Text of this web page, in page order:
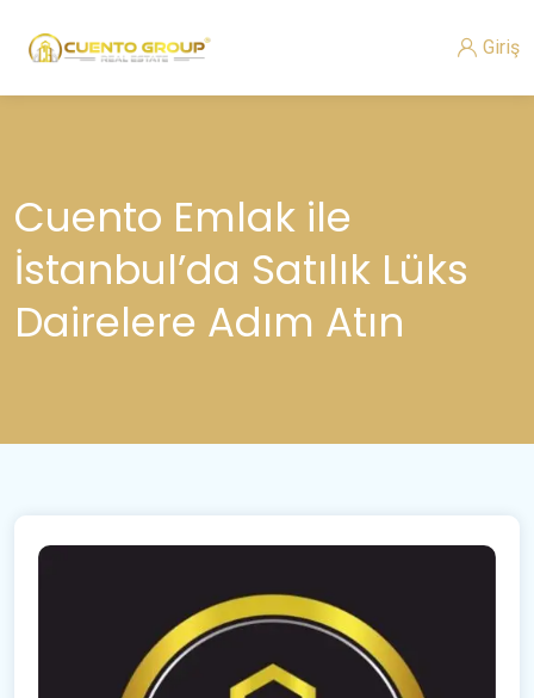
Giriş
Cuento Emlak ile
İstanbul’da Satılık Lüks
Dairelere Adım Atın